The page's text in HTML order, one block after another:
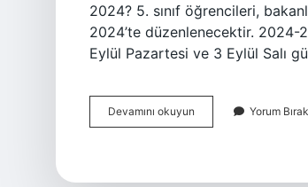
2024? 5. sınıf öğrencileri,
2024’te düzenlenecektir. 2024-
Eylül Pazartesi ve 3 Eylül Salı
Devamını okuyun
Süreci
Yorum Bırak